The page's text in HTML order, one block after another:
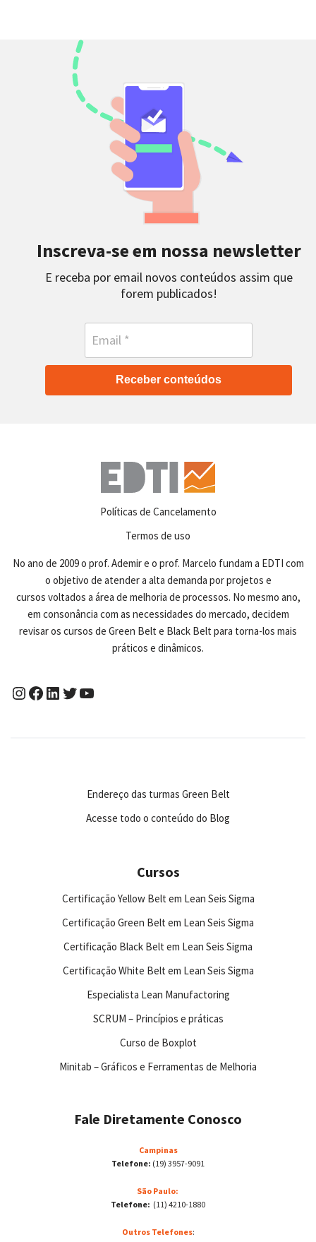
Inscreva-se em nossa newsletter
E receba por email novos conteúdos assim que
forem publicados!
Receber conteúdos
Políticas de Cancelamento
Termos de uso
No ano de 2009 o prof. Ademir e o prof. Marcelo fundam a EDTI com
o objetivo de atender a alta demanda por projetos e
cursos voltados a área de melhoria de processos. No mesmo ano,
em consonância com as necessidades do mercado, decidem
revisar os cursos de Green Belt e Black Belt para torna-los mais
práticos e dinâmicos.
Endereço das turmas Green Belt
Acesse todo o conteúdo do Blog
Cursos
Certificação Yellow Belt em Lean Seis Sigma
Certificação Green Belt em Lean Seis Sigma
Certificação Black Belt em Lean Seis Sigma
Certificação White Belt em Lean Seis Sigma
Especialista Lean Manufactoring
SCRUM – Princípios e práticas
Curso de Boxplot
Minitab – Gráficos e Ferramentas de Melhoria
Fale Diretamente Conosco
Campinas
Telefone: (19) 3957-9091
São Paulo:
Telefone: (11) 4210-1880
Outros Telefones: